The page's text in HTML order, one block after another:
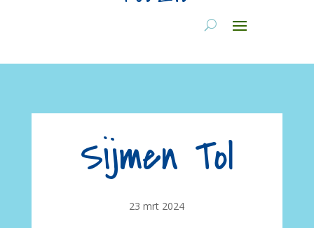
Sijmen Tol
23 mrt 2024